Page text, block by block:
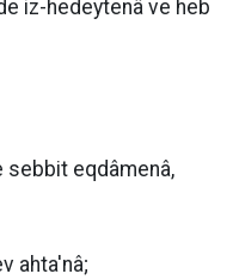
iz-hedeytenâ ve heb
sebbit eqdâmenâ,
ahta'nâ;